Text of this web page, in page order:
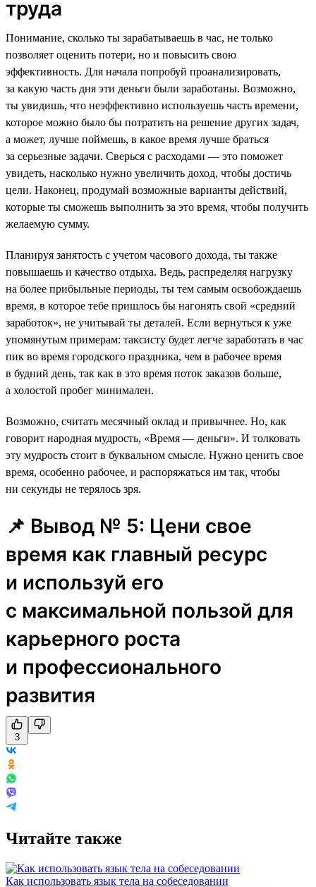
труда
Понимание, сколько ты зарабатываешь в час, не только
позволяет оценить потери, но и повысить свою
эффективность. Для начала попробуй проанализировать,
за какую часть дня эти деньги были заработаны. Возможно,
ты увидишь, что неэффективно используешь часть времени,
которое можно было бы потратить на решение других задач,
а может, лучше поймешь, в какое время лучше браться
за серьезные задачи. Сверься с расходами — это поможет
увидеть, насколько нужно увеличить доход, чтобы достичь
цели. Наконец, продумай возможные варианты действий,
которые ты сможешь выполнить за это время, чтобы получить
желаемую сумму.
Планируя занятость с учетом часового дохода, ты также
повышаешь и качество отдыха. Ведь, распределяя нагрузку
на более прибыльные периоды, ты тем самым освобождаешь
время, в которое тебе пришлось бы нагонять свой «средний
заработок», не учитывай ты деталей. Если вернуться к уже
упомянутым примерам: таксисту будет легче заработать в час
пик во время городского праздника, чем в рабочее время
в будний день, так как в это время поток заказов больше,
а холостой пробег минимален.
Возможно, считать месячный оклад и привычнее. Но, как
говорит народная мудрость, «Время — деньги». И толковать
эту мудрость стоит в буквальном смысле. Нужно ценить свое
время, особенно рабочее, и распоряжаться им так, чтобы
ни секунды не терялось зря.
📌 Вывод № 5: Цени свое
время как главный ресурс
и используй его
с максимальной пользой для
карьерного роста
и профессионального
развития
3
Читайте также
Как использовать язык тела на собеседовании